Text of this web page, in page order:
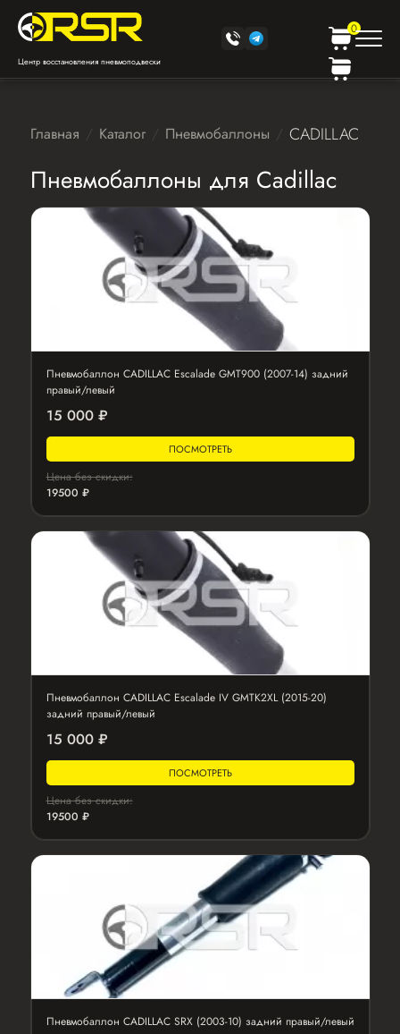
Центр восстановления пневмоподвески
0
Главная Каталог Пневмобаллоны CADILLAC
Пневмобаллоны для Cadillac
Пневмобаллон CADILLAC Escalade GMT900 (2007-14) задний
правый/левый
15 000 ₽
ПОСМОТРЕТЬ
Цена без скидки:
19500 ₽
Пневмобаллон CADILLAC Escalade IV GMTK2XL (2015-20)
задний правый/левый
15 000 ₽
ПОСМОТРЕТЬ
Цена без скидки:
19500 ₽
Пневмобаллон CADILLAC SRX (2003-10) задний правый/левый